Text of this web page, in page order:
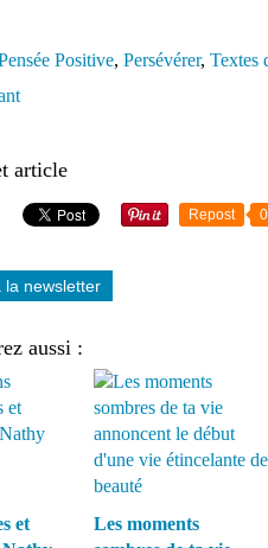
Positive, Persévérer, Textes
article
Repost 0
la newsletter
aussi :
et
Les moments